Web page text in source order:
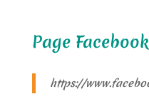
Page Facebook
https://